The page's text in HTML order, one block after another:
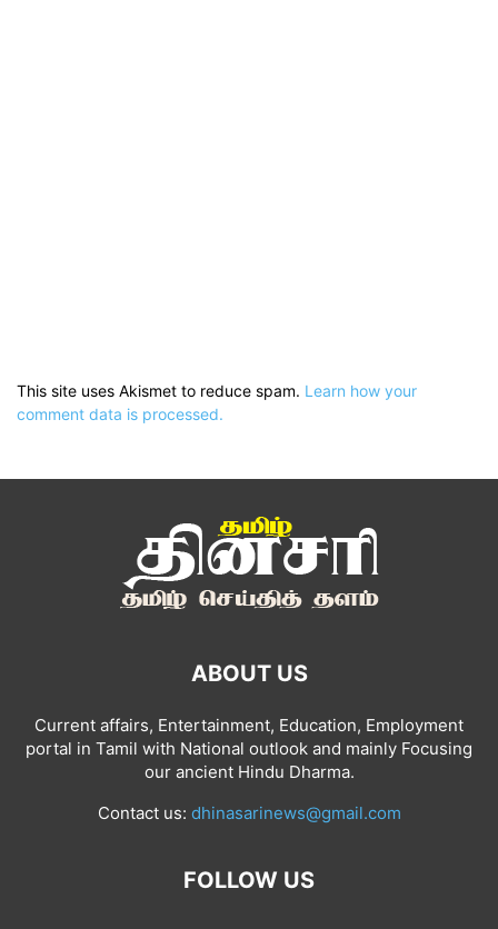
This site uses Akismet to reduce spam. Learn how your
comment data is processed.
ABOUT US
Current affairs, Entertainment, Education, Employment
portal in Tamil with National outlook and mainly Focusing
our ancient Hindu Dharma.
Contact us: dhinasarinews@gmail.com
FOLLOW US